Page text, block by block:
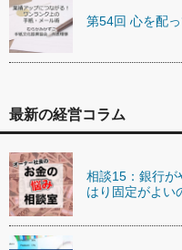
第54回 心を配
最新の経営コラム
相談15：銀行が
はり固定がよい